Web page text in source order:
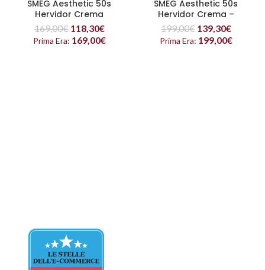
SMEG Aesthetic 50s
Hervidor Crema
169,00€ 118,30€
Prima Era: 169,00€
SMEG Aesthetic 50s
Hervidor Crema –
Temperatura variable
199,00€ 139,30€
Prima Era: 199,00€